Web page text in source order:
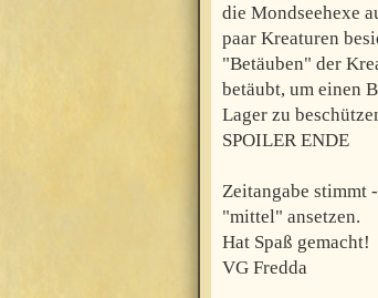
die Mondseehexe
paar Kreaturen
"Betäuben" der
betäubt, um einen
Lager zu
SPOILER ENDE
Zeitangabe stimmt
"mittel" ansetzen.
Hat Spaß gemacht!
VG Fredda